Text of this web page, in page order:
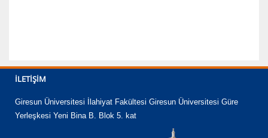
İLETIŞIM
Giresun Üniversitesi İlahiyat Fakültesi Giresun Üniversitesi Güre
Yerleşkesi Yeni Bina B. Blok 5. kat